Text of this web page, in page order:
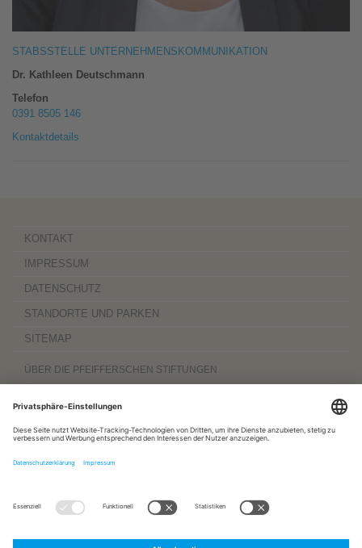
STABSSTELLE UNTERNEHMENSKOMMUNIKATION
Dr. Kathleen Deutschmann
Telefon
0391 8505 146
Kontaktdetails
KONTAKT
IMPRESSUM
DATENSCHUTZ
STANDORTE UND PARKEN
SITEMAP
ÜBER DIE PFEIFFERSCHEN STIFTUNGEN
Komplexträger und bieten
Menschen mit Behinderung, außerdemWerkstättenmit ca. 600 Beschäftigten
hinaus sind sie zu 100 Prozent am
www.pfeiffersche-stiftungen.de
ZERTIFIZIERUNG FOLGEN SIE UNS AUF: